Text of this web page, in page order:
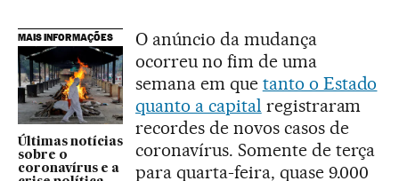
MAIS INFORMAÇÕES
Últimas notícias
sobre o
coronavírus e a
O anúncio da mudança
ocorreu no fim de uma
semana em que tanto o Estado
quanto a capital registraram
recordes de novos casos de
coronavírus. Somente de terça
para quarta-feira, quase 9.000